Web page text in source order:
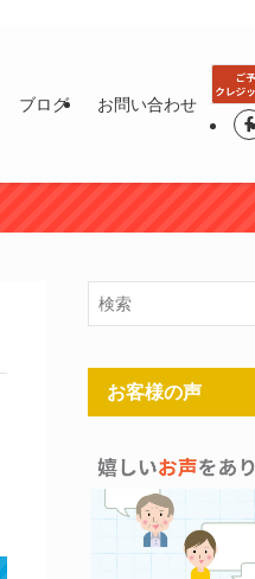
ブログ お問い合わせ
お客様の声